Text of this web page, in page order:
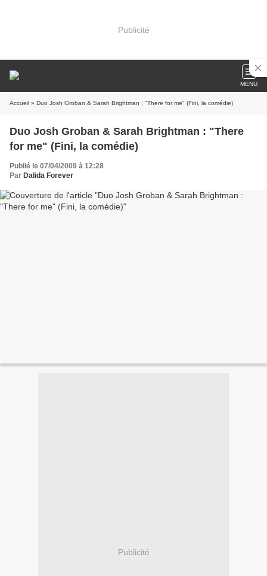
Publicité
MENU
Accueil » Duo Josh Groban & Sarah Brightman : "There for me" (Fini, la comédie)
Duo Josh Groban & Sarah Brightman : "There
for me" (Fini, la comédie)
Publié le 07/04/2009 à 12:28
Par Dalida Forever
Publicité